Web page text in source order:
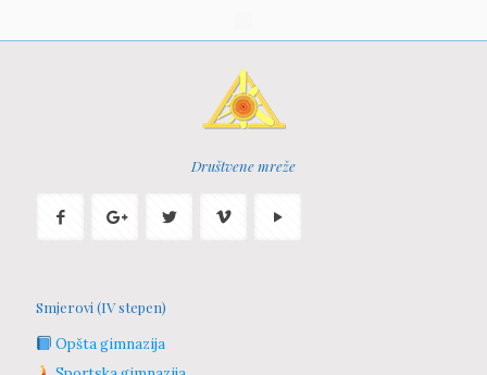
Društvene mreže
Smjerovi (IV stepen)
Opšta gimnazija